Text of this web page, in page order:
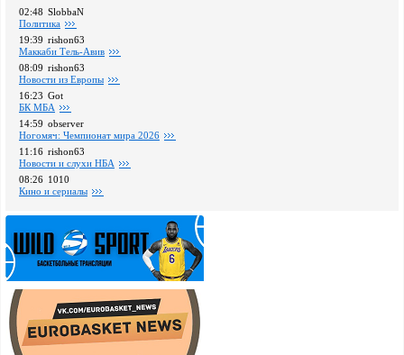
02:48 SlobbaN
Политика
19:39 rishon63
Маккаби Тель-Авив
08:09 rishon63
Новости из Европы
16:23 Got
БК МБА
14:59 observer
Ногомяч: Чемпионат мира 2026
11:16 rishon63
Новости и слухи НБА
08:26 1010
Кино и сериалы